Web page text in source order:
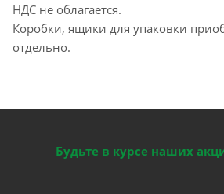
НДС не облагается.
Коробки, ящики для упаковки
отдельно.
Будьте в курсе наших